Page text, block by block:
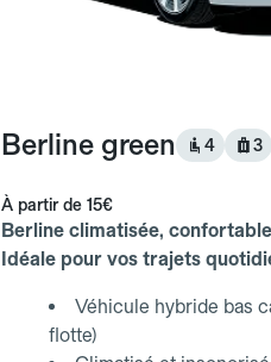
Berline green 4 3
À partir de 15€
Berline climatisée,
Idéale pour vos trajets
Véhicule hybride bas
flotte)